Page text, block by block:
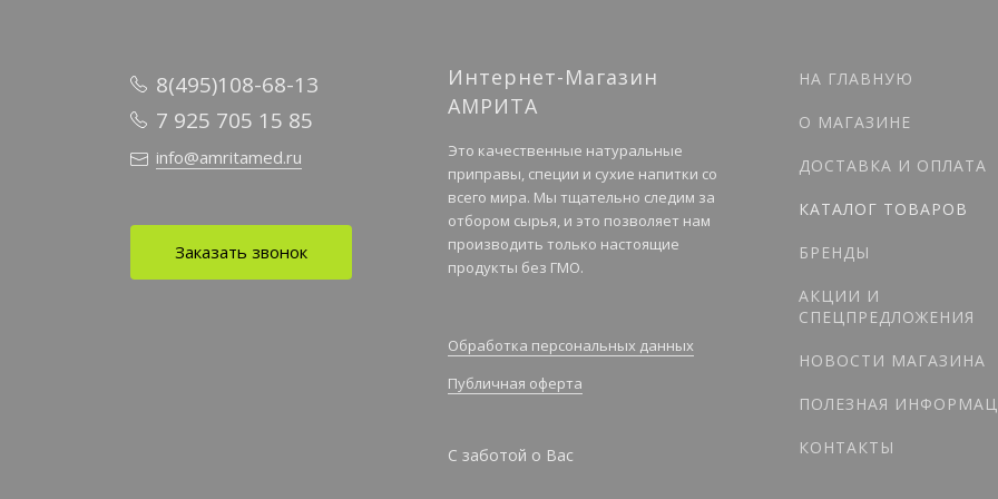
8(495)108-68-13
7 925 705 15 85
info@amritamed.ru
Заказать звонок
Интернет-Магазин
АМРИТА
Это качественные натуральные
приправы, специи и сухие напитки со
всего мира. Мы тщательно следим за
отбором сырья, и это позволяет нам
производить только настоящие
продукты без ГМО.
Обработка персональных данных
Публичная оферта
С заботой о Вас
НА ГЛАВНУЮ
О МАГАЗИНЕ
ДОСТАВКА И ОПЛАТА
КАТАЛОГ ТОВАРОВ
БРЕНДЫ
АКЦИИ И
СПЕЦПРЕДЛОЖЕНИЯ
НОВОСТИ МАГАЗИНА
ПОЛЕЗНАЯ
КОНТАКТЫ